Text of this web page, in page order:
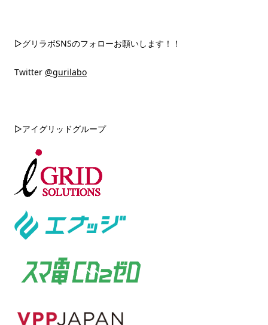
▷グリラボSNSのフォローお願いします！！
Twitter @gurilabo
▷アイグリッドグループ